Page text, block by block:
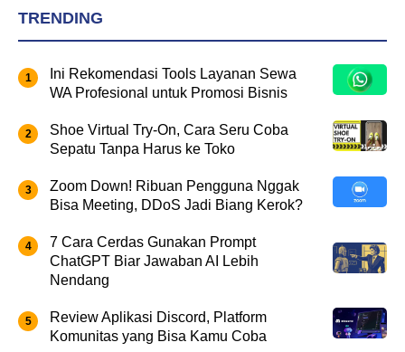
TRENDING
Ini Rekomendasi Tools Layanan Sewa
WA Profesional untuk Promosi Bisnis
Shoe Virtual Try-On, Cara Seru Coba
Sepatu Tanpa Harus ke Toko
Zoom Down! Ribuan Pengguna Nggak
Bisa Meeting, DDoS Jadi Biang Kerok?
7 Cara Cerdas Gunakan Prompt
ChatGPT Biar Jawaban AI Lebih
Nendang
Review Aplikasi Discord, Platform
Komunitas yang Bisa Kamu Coba